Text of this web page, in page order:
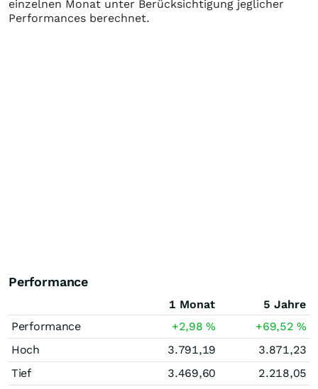
einzelnen Monat unter Berücksichtigung jeglicher
Performances berechnet.
Performance
1 Monat
5 Jahre
Performance
+2,98% +69,52%
Hoch
3.791,19
3.871,23
Tief
3.469,60
2.218,05